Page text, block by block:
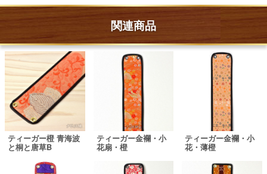
関連商品
ティーガー橙 青海波
と桐と唐草B
ティーガー金襴・小
花扇・橙
ティーガー金襴・小
花・薄橙